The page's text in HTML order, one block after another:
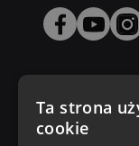
Zakupy u nas
Ta strona
cookie